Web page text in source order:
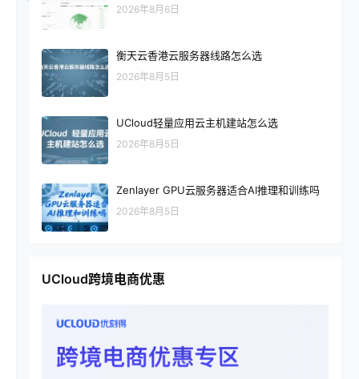
2026年8月6日
衡天云香港云服务器线路怎么选
2026年8月5日
UCloud轻量应用云主机建站怎么选
2026年8月5日
Zenlayer GPU云服务器适合AI推理和训练吗
2026年8月5日
UCloud跨境电商优惠